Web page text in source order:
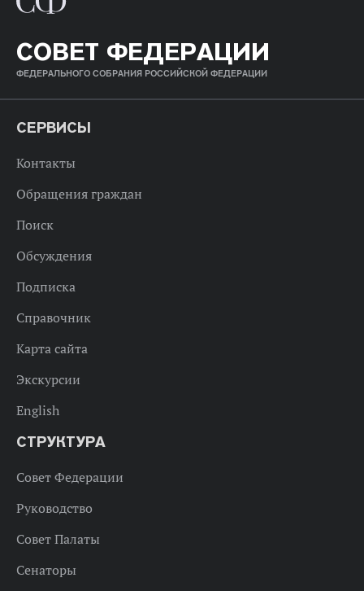
СОВЕТ ФЕДЕРАЦИИ
ФЕДЕРАЛЬНОГО СОБРАНИЯ РОССИЙСКОЙ ФЕДЕРАЦИИ
СЕРВИСЫ
Контакты
Обращения граждан
Поиск
Обсуждения
Подписка
Справочник
Карта сайта
Экскурсии
English
СТРУКТУРА
Совет Федерации
Руководство
Совет Палаты
Сенаторы